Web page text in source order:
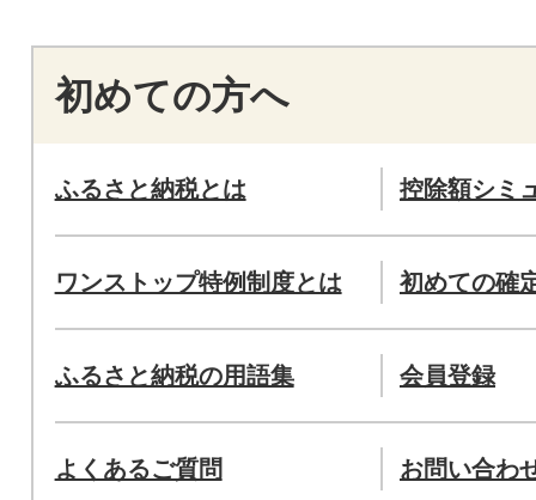
初めての方へ
ふるさと納税とは 控除額シミ
ワンストップ特例制度とは 初めての確
ふるさと納税の用語集 会員登録
よくあるご質問 お問い合わ